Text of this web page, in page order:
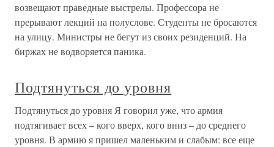
возвещают праведные выстрелы. Профессора не
прерывают лекций на полуслове. Студенты не бросаются
на улицу. Министры не бегут из своих резиденций. На
биржах не водворяется паника.
Подтянуться до уровня
Подтянуться до уровня Я говорил уже, что армия
подтягивает всех – кого вверх, кого вниз – до среднего
уровня. В армию я пришел маленьким и слабым: все еще